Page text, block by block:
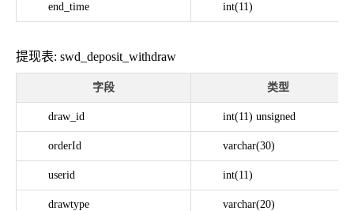
end_time int(11)
提现表: swd_deposit_withdraw
字段 类型
draw_id int(11) unsigned
orderId varchar(30)
userid int(11)
drawtype varchar(20)